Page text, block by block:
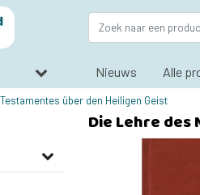
Nieuws Alle
über den Heiligen Geist
Die Lehre des